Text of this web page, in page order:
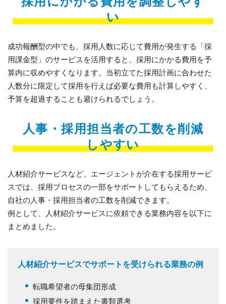
い
成功報酬型の中でも、採用人数に応じて費用が発生する「採
用課金型」のサービスを活用すると、採用にかかる費用を予
算内に収めやすくなります。当初立てた採用計画に合わせた
人数分に限定して採用を行えば必要な費用も計算しやすく、
予算を超過することも避けられるでしょう。
人事・採用担当者の工数を削減
しやすい
人材紹介サービスなど、エージェントが介在する採用サービ
スでは、採用プロセスの一部をサポートしてもらえるため、
自社の人事・採用担当者の工数を削減できます。
例として、人材紹介サービスに依頼できる業務内容を以下に
まとめました。
人材紹介サービスでサポートを受けられる業務の例
転職希望者の母集団形成
採用要件を踏まえた書類選考